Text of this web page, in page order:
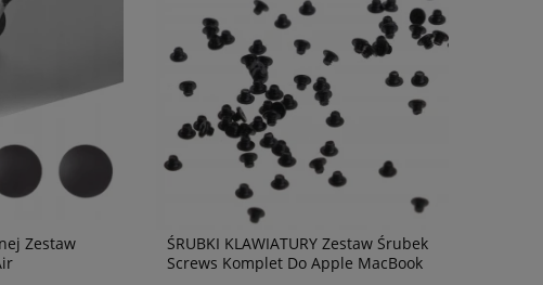
Zestaw
ŚRUBKI KLAWIATURY Zestaw Śrubek
Screws Komplet Do Apple MacBook